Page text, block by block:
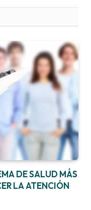
DE SALUD MÁS
LA ATENCIÓN